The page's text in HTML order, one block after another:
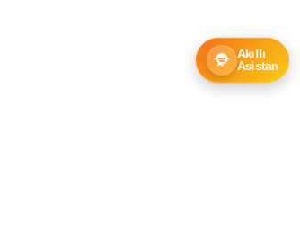
Akıllı
Asistan